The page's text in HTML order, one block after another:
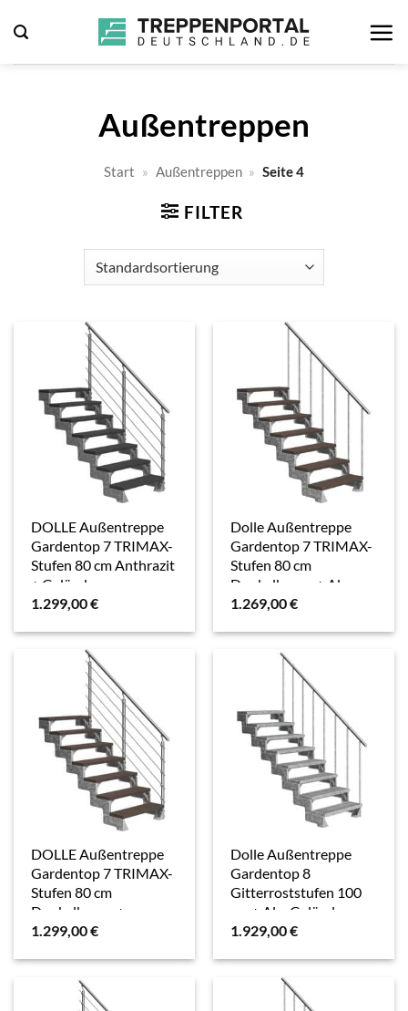
Inhalt
springen
Außentreppen
Start » Außentreppen » Seite 4
FILTER
DOLLE Außentreppe
Gardentop 7 TRIMAX-
Stufen 80 cm Anthrazit
+ Geländer
1.299,00€
Dolle Außentreppe
Gardentop 7 TRIMAX-
Stufen 80 cm
Dunkelbraun + Alu-
Geländer
1.269,00€
DOLLE Außentreppe
Gardentop 7 TRIMAX-
Stufen 80 cm
Dunkelbraun +
Geländer
1.299,00€
Dolle Außentreppe
Gardentop 8
Gitterroststufen 100
cm + Alu-Geländer
1.929,00€